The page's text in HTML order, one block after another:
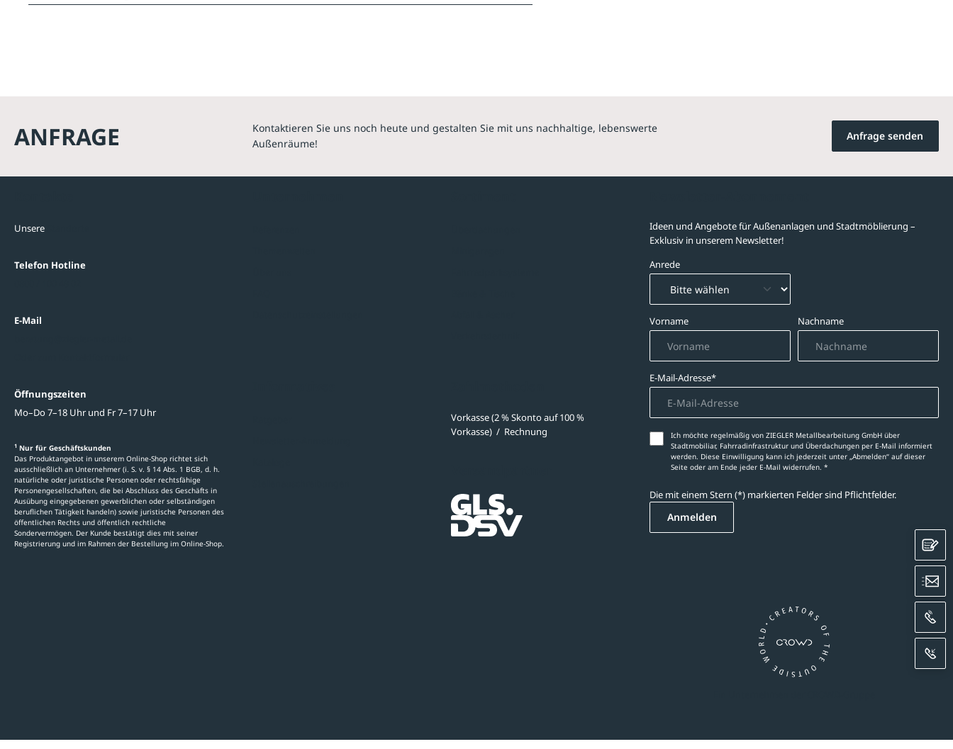
ANFRAGE
Kontaktieren Sie uns noch heute und gestalten Sie mit uns nachhaltige, lebenswerte
Außenräume!
Anfrage senden
Unsere
Telefon Hotline
E-Mail
Öffnungszeiten
Mo–Do 7–18 Uhr und Fr 7–17 Uhr
1 Nur für Geschäftskunden
Das Produktangebot in unserem Online-Shop richtet sich
ausschließlich an Unternehmer (i. S. v. § 14 Abs. 1 BGB, d. h.
natürliche oder juristische Personen oder rechtsfähige
Personengesellschaften, die bei Abschluss des Geschäfts in
Ausübung eingegebenen gewerblichen oder selbständigen
beruflichen Tätigkeit handeln) sowie juristische Personen des
öffentlichen Rechts und öffentlich rechtliche
Sondervermögen. Der Kunde bestätigt dies mit seiner
Registrierung und im Rahmen der Bestellung im Online-Shop.
Vorkasse (2 % Skonto auf 100 %
Vorkasse) / Rechnung
Ideen und Angebote für Außenanlagen und Stadtmöblierung –
Exklusiv in unserem Newsletter!
Anrede
Vorname Nachname
E-Mail-Adresse*
Ich möchte regelmäßig von ZIEGLER Metallbearbeitung GmbH über
Stadtmobiliar, Fahrradinfrastruktur und Überdachungen per E-Mail informiert
werden. Diese Einwilligung kann ich jederzeit unter „Abmelden‘‘ auf dieser
Seite oder am Ende jeder E-Mail widerrufen. *
Die mit einem Stern (*) markierten Felder sind Pflichtfelder.
Anmelden